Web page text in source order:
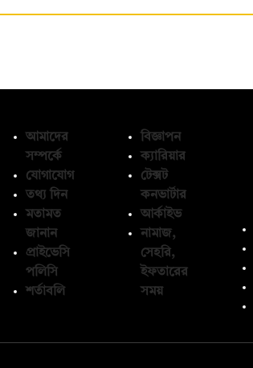
আমাদের
সম্পর্কে
যোগাযোগ
তথ্য দিন
মতামত
জানান
প্রাইভেসি
পলিসি
শর্তাবলি
বিজ্ঞাপন
ক্যারিয়ার
টেক্সট
কনভার্টার
আর্কাইভ
নামাজ,
সেহরি,
ইফতারের
সময়